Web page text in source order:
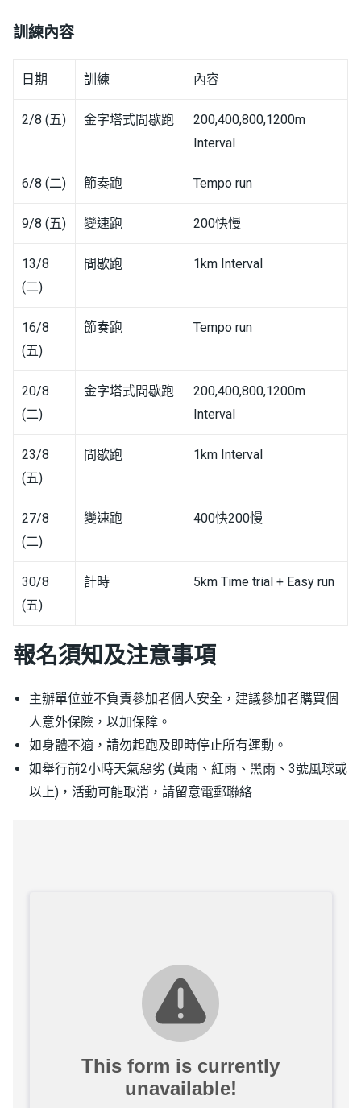
訓練內容
日期 訓練 內容
2/8 (五) 金字塔式間歇跑
200,400,800,1200m
Interval
6/8 (二) 節奏跑 Tempo run
9/8 (五) 變速跑 200快慢
13/8
(二)
間歇跑 1km Interval
16/8
(五)
節奏跑 Tempo run
20/8
(二)
金字塔式間歇跑
200,400,800,1200m
Interval
23/8
(五)
間歇跑 1km Interval
27/8
(二)
變速跑 400快200慢
30/8
(五)
計時 5km Time trial + Easy run
報名須知及注意事項
主辦單位並不負責參加者個人安全，建議參加者購買個
人意外保險，以加保障。
如身體不適，請勿起跑及即時停止所有運動。
如舉行前2小時天氣惡劣 (黃雨、紅雨、黑雨、3號風球或
以上)，活動可能取消，請留意電郵聯絡